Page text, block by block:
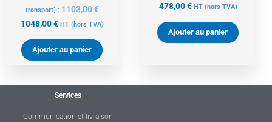
transport) :1103,00€
1048,00€ HT (hors TVA)
Ajouter au panier
478,00€ HT (hors TVA)
Ajouter au panier
Services
Communication et livraison